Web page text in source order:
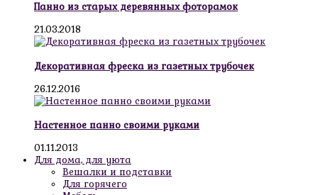
Панно из старых деревянных фоторамок
21.03.2018
Декоративная фреска из газетных трубочек
26.12.2016
Настенное панно своими руками
01.11.2013
Для дома, для уюта
Вешалки и подставки
Для горячего